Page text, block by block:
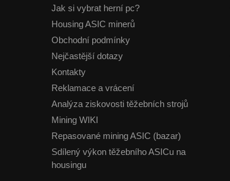
Jak si vybrat herní pc?
Housing ASIC minerů
Obchodní podmínky
Nejčastější dotazy
Kontakty
Reklamace a vrácení
Analýza ziskovosti těžebních strojů
Mining WIKI
Repasované mining ASIC (bazar)
Sdílený výkon těžebního ASICu na
housingu